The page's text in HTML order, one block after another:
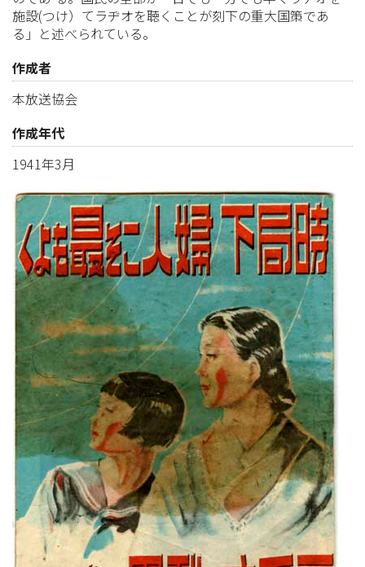
施設(つけ）てラヂオを聴くことが刻下の重大国策であ
る」と述べられている。
作成者
本放送協会
作成年代
1941年3月